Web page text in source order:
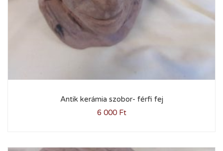
Antik kerámia szobor- férfi fej
6 000 Ft